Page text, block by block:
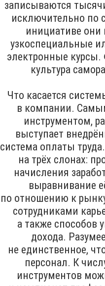
записываются
исключительно по
инициативе они
узкоспециальные
электронные курсы.
культура
Что касается
в компании.
инструментом,
выступает
система оплаты
на трёх слонах:
начисления
выравнивание
по отношению к
сотрудниками
а также способов
дохода.
не единственное,
персонал. К
инструментов